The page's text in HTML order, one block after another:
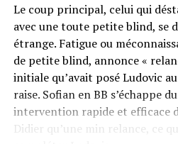
Le coup principal, celui qui
avec une toute petite blind, se
étrange. Fatigue ou
de petite blind, annonce «
initiale qu’avait posé Ludovic
raise. Sofian en BB s’échappe
intervention rapide et efficace
Didier qu’une min relance, ce